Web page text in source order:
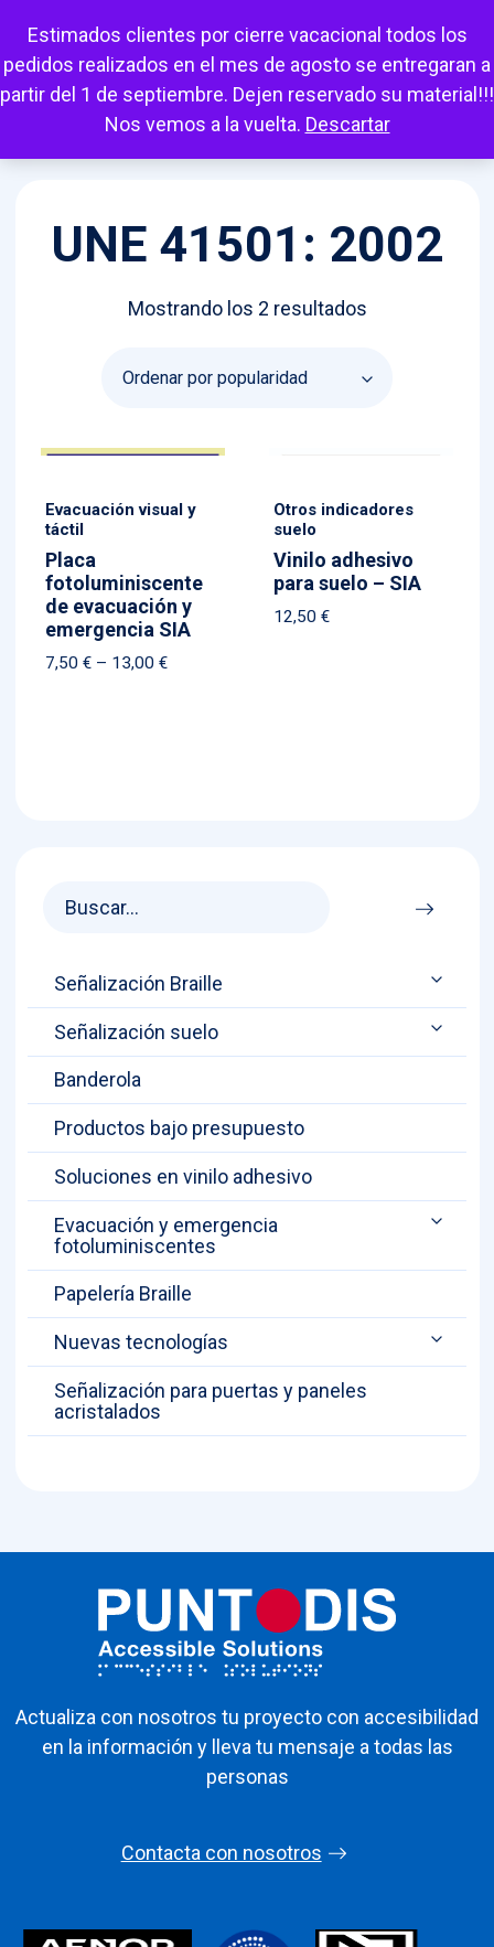
Estimados clientes por cierre vacacional todos los
pedidos realizados en el mes de agosto se entregaran a
partir del 1 de septiembre. Dejen reservado su material!!!
Nos vemos a la vuelta. Descartar
Mi cuenta Carrito Favoritos Escuchar
Señalización Braille
Señalización suelo
Banderola
Productos bajo presupuesto
Soluciones en vinilo adhesivo
Evacuación y emergencia
fotoluminiscentes
Papelería Braille
Nuevas tecnologías
Señalización para puertas y paneles
acristalados
UNE 41501: 2002
Mostrando los 2 resultadosOrdenado
Evacuación visual y
táctil
Placa
fotoluminiscente
de evacuación y
emergencia SIA
7,50€ – 13,00€Price
Otros indicadores
suelo
Vinilo adhesivo
para suelo – SIA
12,50 €
Actualiza con nosotros tu proyecto con accesibilidad
en la información y lleva tu mensaje a todas las
personas
Contacta con nosotros